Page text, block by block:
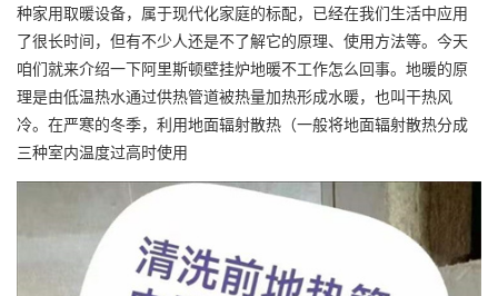
种家用取暖设备，属于现代化家庭的标配，已经在我们生活中应用
了很长时间，但有不少人还是不了解它的原理、使用方法等。今天
咱们就来介绍一下阿里斯顿壁挂炉地暖不工作怎么回事。地暖的原
理是由低温热水通过供热管道被热量加热形成水暖，也叫干热风
冷。在严寒的冬季，利用地面辐射散热（一般将地面辐射散热分成
三种室内温度过高时使用